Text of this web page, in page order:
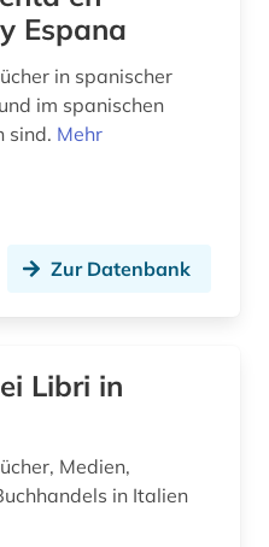
Espana
in spanischer
im spanischen
sind. Mehr
Zur Datenbank
Libri in
Medien,
in Italien